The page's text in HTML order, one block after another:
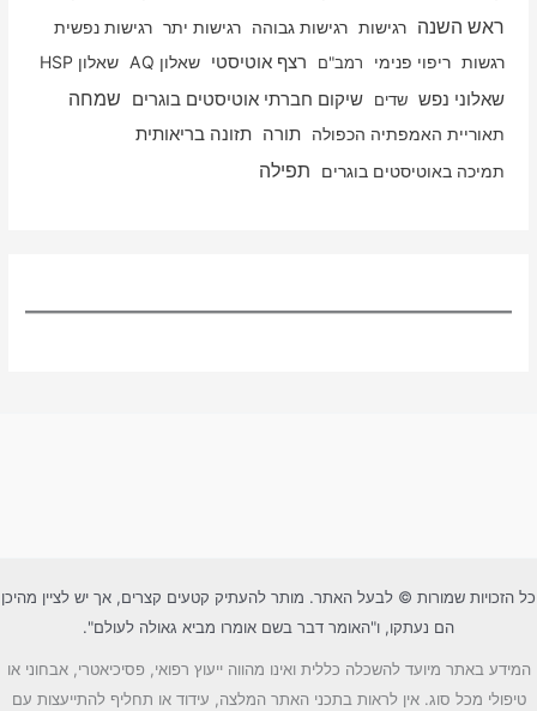
ראש השנה רגישות רגישות גבוהה רגישות יתר רגישות נפשית
רגשות ריפוי פנימי רמב"ם רצף אוטיסטי שאלון AQ שאלון HSP
שאלוני נפש שדים שיקום חברתי אוטיסטים בוגרים שמחה
תאוריית האמפתיה הכפולה תורה תזונה בריאותית
תמיכה באוטיסטים בוגרים תפילה
כל הזכויות שמורות © לבעל האתר. מותר להעתיק קטעים קצרים, אך יש לציין מהיכן
הם נעתקו, ו"האומר דבר בשם אומרו מביא גאולה לעולם".
המידע באתר מיועד להשכלה כללית ואינו מהווה ייעוץ רפואי, פסיכיאטרי, אבחוני או
טיפולי מכל סוג. אין לראות בתכני האתר המלצה, עידוד או תחליף להתייעצות עם